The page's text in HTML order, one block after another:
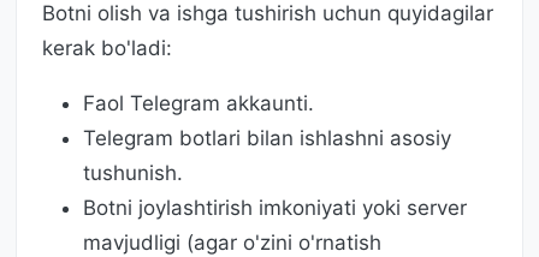
Botni olish va ishga tushirish uchun quyidagilar
kerak bo'ladi:
Faol Telegram akkaunti.
Telegram botlari bilan ishlashni asosiy
tushunish.
Botni joylashtirish imkoniyati yoki server
mavjudligi (agar o'zini o'rnatish